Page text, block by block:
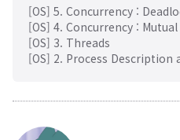
[OS] 5. Concurrency :
[OS] 3. Threads
[OS] 2. Process Description